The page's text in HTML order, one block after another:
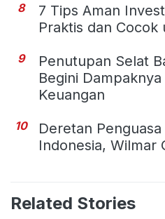
8
7 Tips Aman
Praktis dan Cocok
9
Penutupan Selat
Begini
Keuangan
10
Deretan
Indonesia, Wilmar
Related Stories